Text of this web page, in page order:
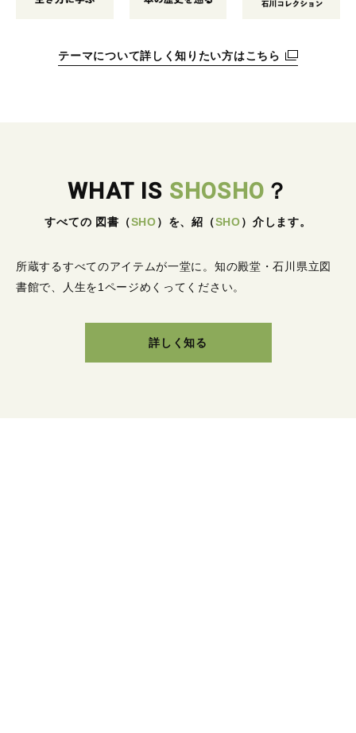
テーマについて詳しく知りたい方はこちら
WHAT IS SHOSHO ？
すべての 図書 （SHO） を、紹 （SHO） 介します。
所蔵するすべてのアイテムが一堂に。 知の殿堂・石川県立図
書館で、人生を1ページめくってください。
詳しく知る